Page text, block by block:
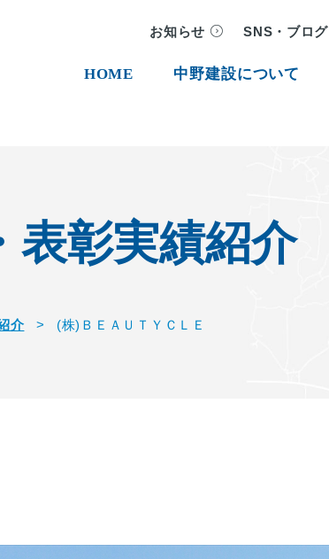
お知らせ SNS・ブログ
HOME 中野建設について
表彰実績紹介
介 > (株)ＢＥＡＵＴＹＣＬＥ